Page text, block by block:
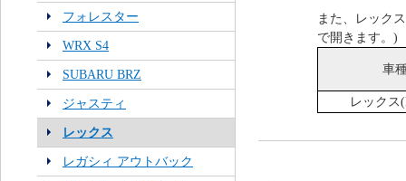
フォレスター
WRX S4
SUBARU BRZ
ジャスティ
レックス
レガシィ アウトバック
また、レック
で開きます。)
車
レックス